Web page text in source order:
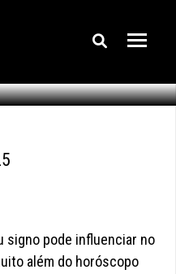
signo:
seu
signo pode influenciar no
além do horóscopo